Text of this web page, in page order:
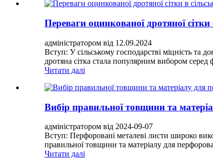
Переваги оцинкованої дротяної сітки
адміністратором від 12.09.2024
Вступ: У сільському господарстві міцність та
дротяна сітка стала популярним вибором серед
Читати далі
Вибір правильної товщини та
адміністратором від 2024-09-07
Вступ: Перфоровані металеві листи широко
правильної товщини та матеріалу для
Читати далі